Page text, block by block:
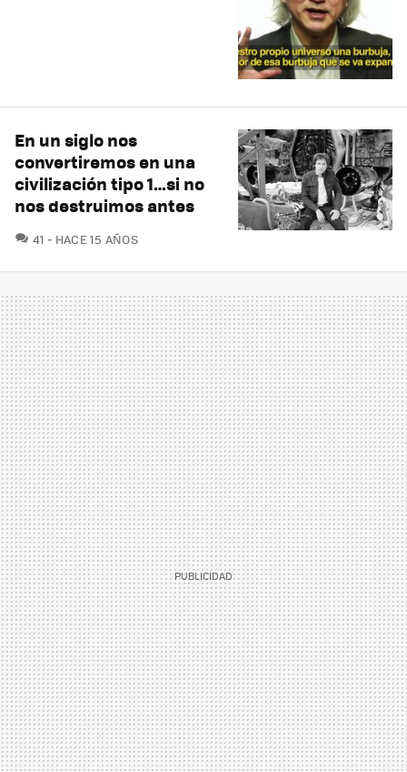
En un siglo nos
convertiremos en una
civilización tipo 1…si no
nos destruimos antes
41 COMENTARIOS
HACE 15 AÑOS